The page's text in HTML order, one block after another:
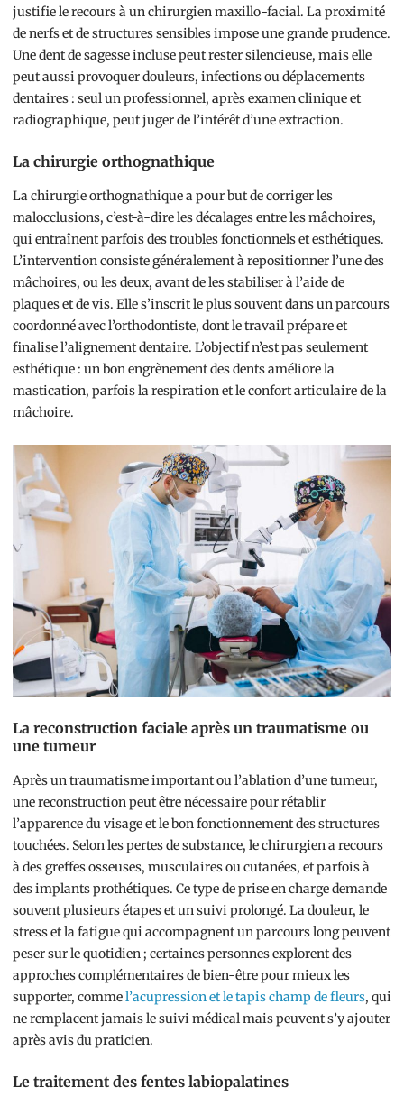
justifie le recours à un chirurgien maxillo-facial. La proximité
de nerfs et de structures sensibles impose une grande prudence.
Une dent de sagesse incluse peut rester silencieuse, mais elle
peut aussi provoquer douleurs, infections ou déplacements
dentaires : seul un professionnel, après examen clinique et
radiographique, peut juger de l’intérêt d’une extraction.
La chirurgie orthognathique
La chirurgie orthognathique a pour but de corriger les
malocclusions, c’est-à-dire les décalages entre les mâchoires,
qui entraînent parfois des troubles fonctionnels et esthétiques.
L’intervention consiste généralement à repositionner l’une des
mâchoires, ou les deux, avant de les stabiliser à l’aide de
plaques et de vis. Elle s’inscrit le plus souvent dans un parcours
coordonné avec l’orthodontiste, dont le travail prépare et
finalise l’alignement dentaire. L’objectif n’est pas seulement
esthétique : un bon engrènement des dents améliore la
mastication, parfois la respiration et le confort articulaire de la
mâchoire.
La reconstruction faciale après un traumatisme ou
une tumeur
Après un traumatisme important ou l’ablation d’une tumeur,
une reconstruction peut être nécessaire pour rétablir
l’apparence du visage et le bon fonctionnement des structures
touchées. Selon les pertes de substance, le chirurgien a recours
à des greffes osseuses, musculaires ou cutanées, et parfois à
des implants prothétiques. Ce type de prise en charge demande
souvent plusieurs étapes et un suivi prolongé. La douleur, le
stress et la fatigue qui accompagnent un parcours long peuvent
peser sur le quotidien ; certaines personnes explorent des
approches complémentaires de bien-être pour mieux les
supporter, commel’acupression et le tapis champ de fleurs, qui
ne remplacent jamais le suivi médical mais peuvent s’y ajouter
après avis du praticien.
Le traitement des fentes labiopalatines